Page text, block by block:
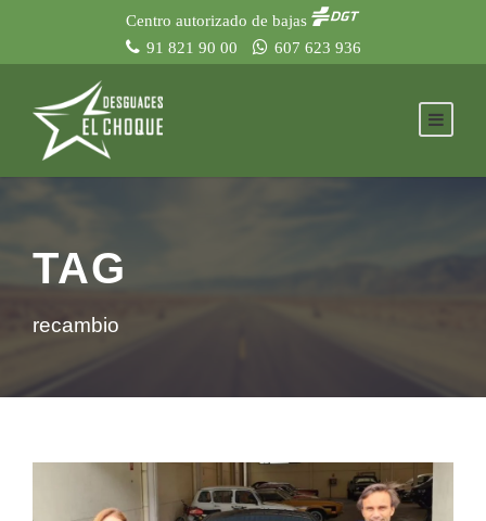
Centro autorizado de bajas
91 821 90 00
607 623 936
TAG
recambio